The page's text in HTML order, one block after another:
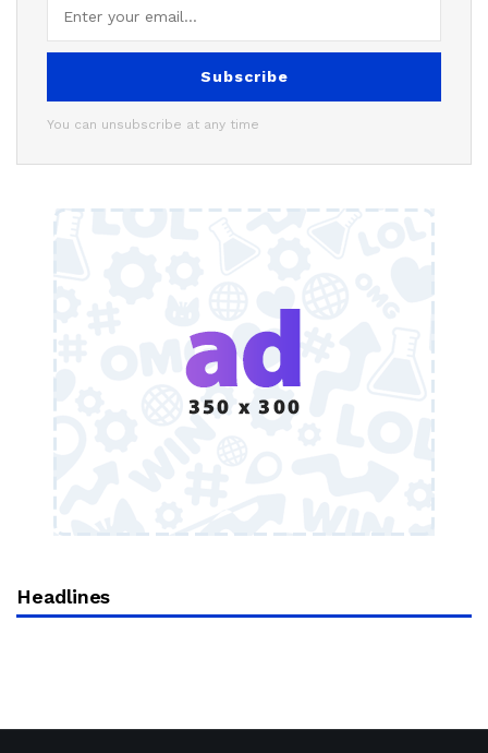
Subscribe
You can unsubscribe at any time
Headlines